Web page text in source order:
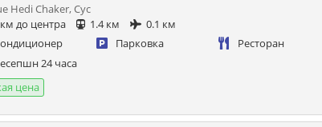
Hedi Chaker, Сус
до центра
1.4 км
0.1 км
Парковка
Ресторан
24 часа
цена